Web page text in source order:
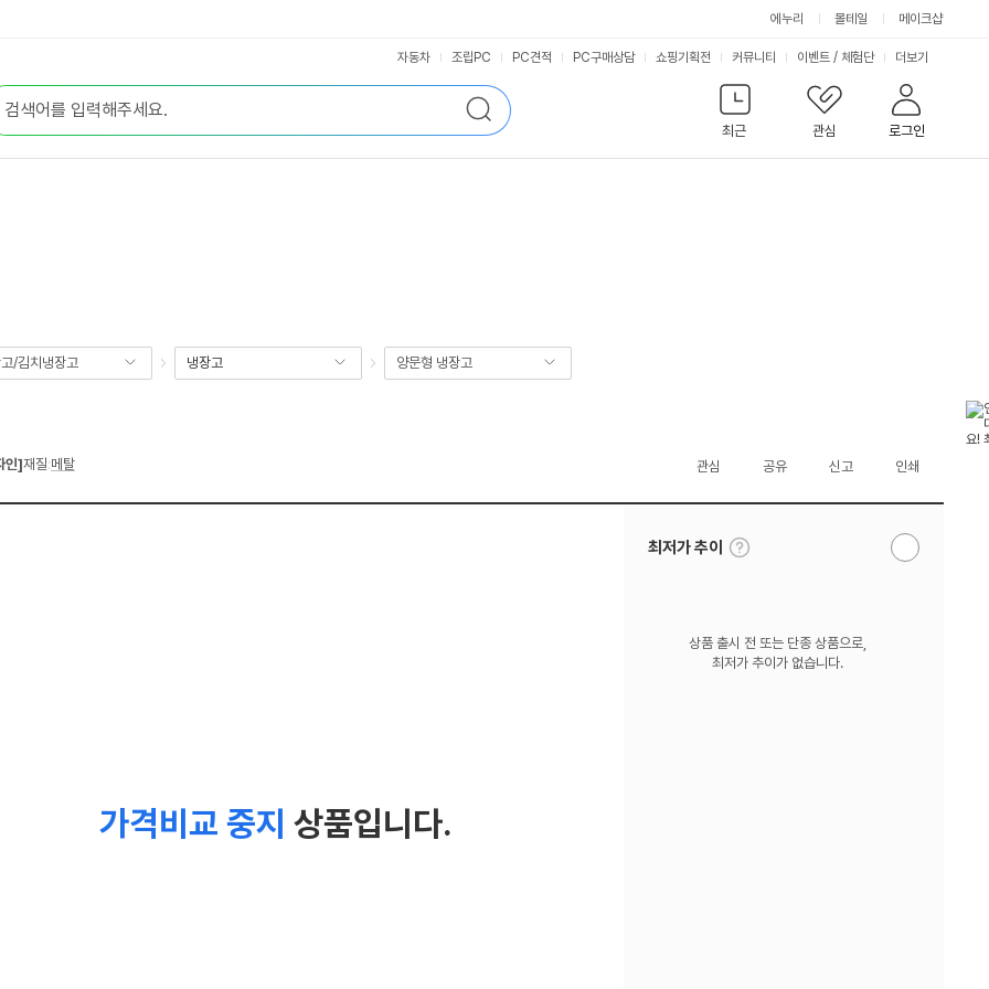
에누리 몰테일 메이크샵
검
색
최근
관심 로그인
자동차 조립PC PC견적 PC구매상담 쇼핑기획전 커뮤니티 이벤트 / 체험단 서
비
스
더보기
/김치냉장고 냉장고 양문형 냉장고
인]재질:메탈 관심 공유 신고 인쇄
가격비교 중지 상품입니다.
최저가 추이
툴
팁
알
상품 출시 전 또는 단종 상품으로,
최저가 추이가 없습니다.